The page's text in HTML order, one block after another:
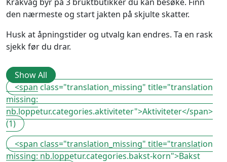
den nærmeste og start jakten på skjulte skatter.
Husk at åpningstider og utvalg kan endres. Ta en rask
sjekk før du drar.
Show All
<span class="translation_missing" title="translation
missing:
nb.loppetur.categories.aktiviteter">Aktiviteter</span>
(1)
<span class="translation_missing" title="translation
missing: nb.loppetur.categories.bakst-korn">Bakst